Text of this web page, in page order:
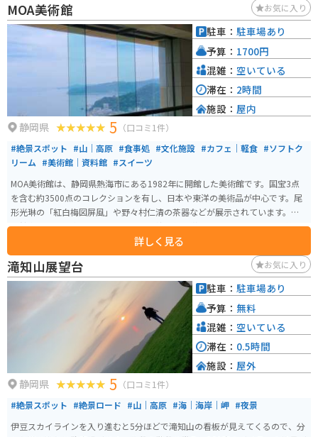
スポットとして最適です。 周辺には、世界遺産に登録された韮山反射炉や、
国の重要文化財に指定されている旧韮山代官屋敷など、歴史的な観光スポッ
トも点在しています。 伊豆半島の中心に位置しているので、観光の拠点とし
ても便利です。
MOA美術館 お気に入り
静岡県 5 （口コミ1件）
#絶景スポット #山｜高原 #食事処 #文化施設 #カフェ｜軽食 #ソフトク
リーム #美術館｜資料館 #スイーツ
MOA美術館は、静岡県熱海市にある1982年に開館した美術館です。国宝3点
を含む約3500点のコレクションを有し、日本や東洋の美術品が中心です。尾
形光琳の「紅白梅図屏風」や野々村仁清の茶器などが展示されています。美
術館内には、能楽堂や茶室もあり、伝統文化を堪能できます。 さらに、美し
い庭園や展望台からは、熱海の海を一望でき、景色も楽しむことができます。
館内のレストランでは地元の食材を使用した料理が楽しめます。アクセスも
良好で、熱海駅から車で約10分の場所にあります。
詳しく見る
駐車： 駐車場あり
予算： 1700円
混雑： 空いている
滞在： 2時間
施設： 屋内
滝知山展望台 お気に入り
静岡県 5 （口コミ1件）
#絶景スポット #絶景ロード #山｜高原 #海｜海岸｜岬 #夜景
伊豆スカイラインを入り進むと5分ほどで滝知山の看板が見えてくるので、分
駐車： 駐車場あり
予算： 無料
混雑： 空いている
滞在： 0.5時間
施設： 屋外